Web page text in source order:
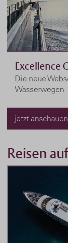
Excellence
Die neue
Wasserwegen
jetzt anschauen
Reisen